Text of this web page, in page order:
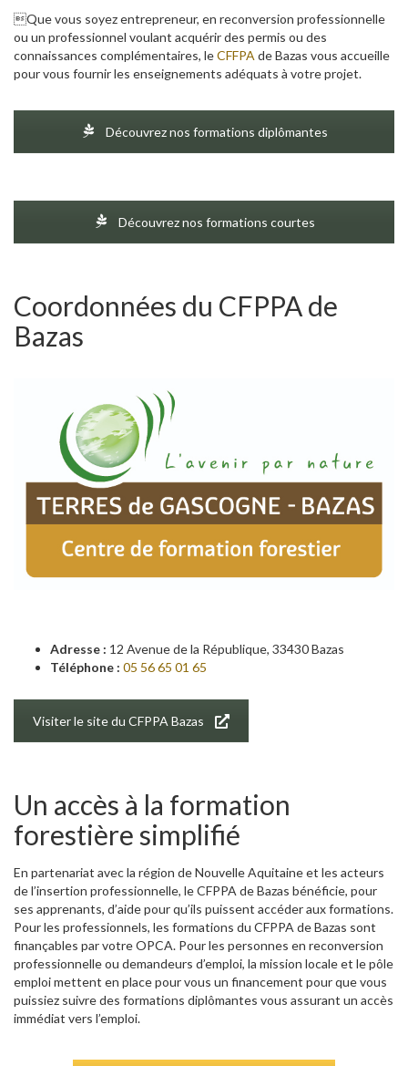
Que vous soyez entrepreneur, en reconversion professionnelle
ou un professionnel voulant acquérir des permis ou des
connaissances complémentaires, leCFFPA de Bazas vous accueille
pour vous fournir les enseignements adéquats à votre projet.
Découvrez nos formations diplômantes
Découvrez nos formations courtes
Coordonnées du CFPPA de
Bazas
Adresse : 12 Avenue de la République, 33430 Bazas
Téléphone : 05 56 65 01 65
Visiter le site du CFPPA Bazas
Un accès à la formation
forestière simplifié
En partenariat avec la région de Nouvelle Aquitaine et les acteurs
de l’insertion professionnelle, le CFPPA de Bazas bénéficie, pour
ses apprenants, d’aide pour qu’ils puissent accéder aux formations.
Pour les professionnels, les formations du CFPPA de Bazas sont
finançables par votre OPCA. Pour les personnes en reconversion
professionnelle ou demandeurs d’emploi, la mission locale et le pôle
emploi mettent en place pour vous un financement pour que vous
puissiez suivre des formations diplômantes vous assurant un accès
immédiat vers l’emploi.